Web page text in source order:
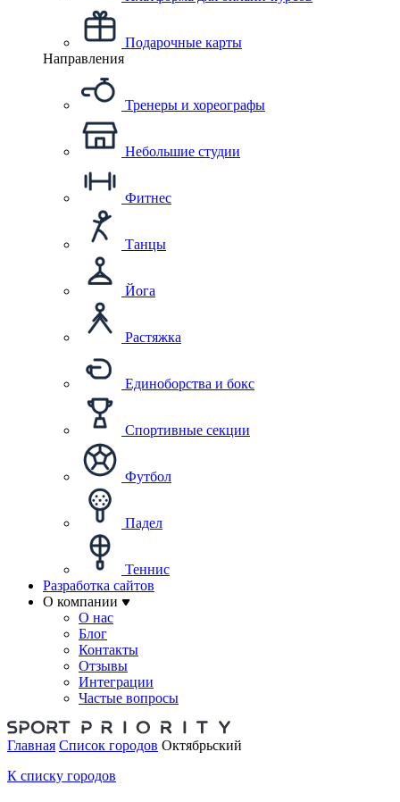
Подарочные карты
Направления
Тренеры и хореографы
Небольшие студии
Фитнес
Танцы
Йога
Растяжка
Единоборства и бокс
Спортивные секции
Футбол
Падел
Теннис
Разработка сайтов
О компании
О нас
Блог
Контакты
Отзывы
Интеграции
Частые вопросы
Главная Список городов Октябрьский
К списку городов